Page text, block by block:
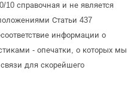
10 справочная и не является
Статьи 437
информации о
- опечатки, о которых мы
для скорейшего